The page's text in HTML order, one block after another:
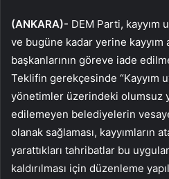
(ANKARA)- DEM Parti, kayyım
ve bugüne kadar yerine kayyım
başkanlarının göreve iade
Teklifin gerekçesinde “Kayyım
yönetimler üzerindeki olumsuz
edilemeyen belediyelerin
olanak sağlaması, kayyımların
yarattıkları tahribatlar bu
kaldırılması için düzenleme